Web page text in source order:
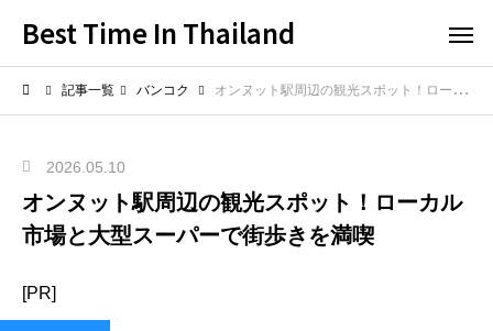
Best Time In Thailand
記事一覧 バンコク オンヌット駅周辺の観光スポット！ローカル市場と大型スーパーで街歩きを満喫
2026.05.10
オンヌット駅周辺の観光スポット！ローカル
市場と大型スーパーで街歩きを満喫
[PR]